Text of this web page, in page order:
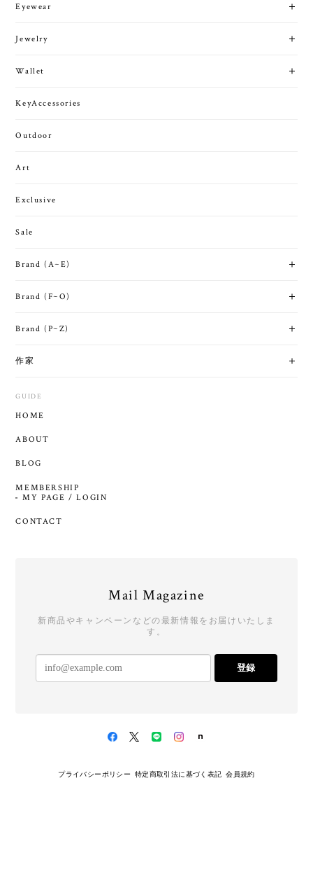
Eyewear
Jewelry
Wallet
KeyAccessories
Outdoor
Art
Exclusive
Sale
Brand (A~E)
Brand (F~O)
Brand (P~Z)
作家
GUIDE
HOME
ABOUT
BLOG
MEMBERSHIP
MY PAGE / LOGIN
CONTACT
Mail Magazine
新商品やキャンペーンなどの最新情報をお届けいたしま
す。
登録
プライバシーポリシー 特定商取引法に基づく表記 会員規約